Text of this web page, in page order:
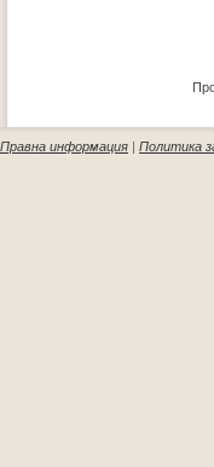
Правна информация | Политика